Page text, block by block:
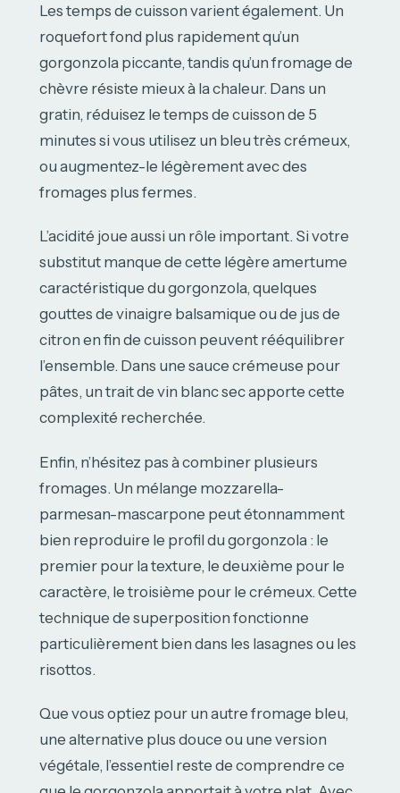
Les temps de cuisson varient également. Un
roquefort fond plus rapidement qu’un
gorgonzola piccante, tandis qu’un fromage de
chèvre résiste mieux à la chaleur. Dans un
gratin, réduisez le temps de cuisson de 5
minutes si vous utilisez un bleu très crémeux,
ou augmentez-le légèrement avec des
fromages plus fermes.
L’acidité joue aussi un rôle important. Si votre
substitut manque de cette légère amertume
caractéristique du gorgonzola, quelques
gouttes de vinaigre balsamique ou de jus de
citron en fin de cuisson peuvent rééquilibrer
l’ensemble. Dans une sauce crémeuse pour
pâtes, un trait de vin blanc sec apporte cette
complexité recherchée.
Enfin, n’hésitez pas à combiner plusieurs
fromages. Un mélange mozzarella-
parmesan-mascarpone peut étonnamment
bien reproduire le profil du gorgonzola : le
premier pour la texture, le deuxième pour le
caractère, le troisième pour le crémeux. Cette
technique de superposition fonctionne
particulièrement bien dans les lasagnes ou les
risottos.
Que vous optiez pour un autre fromage bleu,
une alternative plus douce ou une version
végétale, l’essentiel reste de comprendre ce